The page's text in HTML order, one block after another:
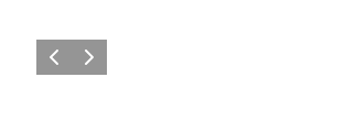
ForrigeNæste